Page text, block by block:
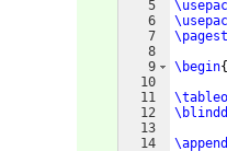
5
6
7
8
9
10
11
12
13
14
\begin{